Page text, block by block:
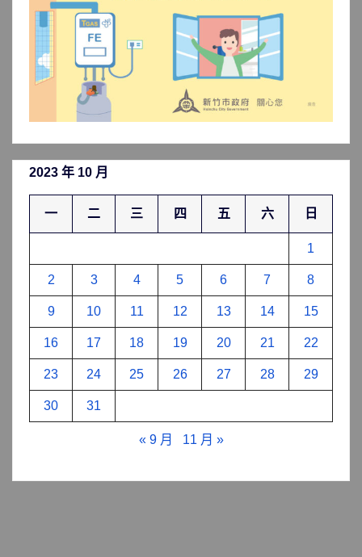
2023 年 10 月
一 二 三 四 五 六 日
1
2 3 4 5 6 7 8
9 10 11 12 13 14 15
16 17 18 19 20 21 22
23 24 25 26 27 28 29
30 31
« 9 月 11 月 »